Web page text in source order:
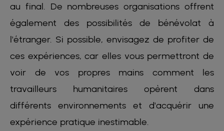
au final. De nombreuses organisations offrent
également des possibilités de bénévolat à
l'étranger. Si possible, envisagez de profiter de
ces expériences, car elles vous permettront de
voir de vos propres mains comment les
travailleurs humanitaires opèrent dans
différents environnements et d'acquérir une
expérience pratique inestimable.